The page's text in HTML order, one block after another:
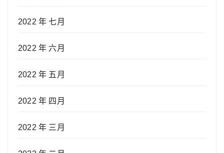
2022 年 七月
2022 年 六月
2022 年 五月
2022 年 四月
2022 年 三月